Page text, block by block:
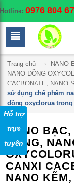
Hỗ trợ
trực
tuyến
Hotline: 0976 804
Trang chủ —›
NANO
NANO ĐỒNG
CACBONATE, NANO
sử dụng chế phẩm
đồng oxyclorua
NANO
ĐỒNG,
CANXI
NANO